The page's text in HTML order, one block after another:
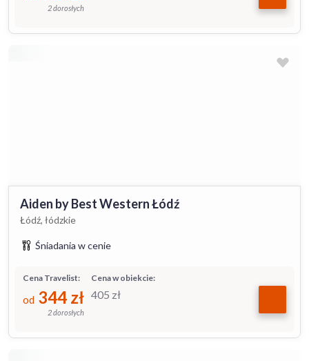
2 dorosłych
Aiden by Best Western Łódź
Łódź, łódzkie
Śniadania w cenie
Cena w obiekcie:
405 zł
Cena Travelist:
od 344 zł
2 dorosłych